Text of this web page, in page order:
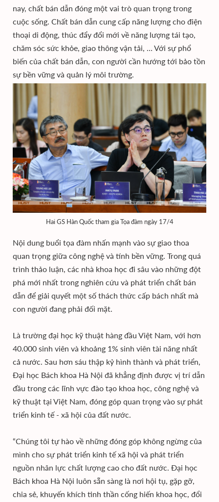
nay, chất bán dẫn đóng một vai trò quan trọng trong
cuộc sống. Chất bán dẫn cung cấp năng lượng cho điện
thoại di động, thúc đẩy đổi mới về năng lượng tái tạo,
chăm sóc sức khỏe, giao thông vận tải, … Với sự phổ
biến của chất bán dẫn, con người cần hướng tới bảo tồn
sự bền vững và quản lý môi trường.
Hai GS Hàn Quốc tham gia Tọa đàm ngày 17/4
Nội dung buổi tọa đàm nhấn mạnh vào sự giao thoa
quan trọng giữa công nghệ và tính bền vững. Trong quá
trình thảo luận, các nhà khoa học đi sâu vào những đột
phá mới nhất trong nghiên cứu và phát triển chất bán
dẫn để giải quyết một số thách thức cấp bách nhất mà
con người đang phải đối mặt.
Là trường đại học kỹ thuật hàng đầu Việt Nam, với hơn
40.000 sinh viên và khoảng 1% sinh viên tài năng nhất
cả nước. Sau hơn sáu thập kỷ hình thành và phát triển,
Đại học Bách khoa Hà Nội đã khẳng định được vị trí dẫn
đầu trong các lĩnh vực đào tạo khoa học, công nghệ và
kỹ thuật tại Việt Nam, đóng góp quan trọng vào sự phát
triển kinh tế - xã hội của đất nước.
“Chúng tôi tự hào về những đóng góp không ngừng của
mình cho sự phát triển kinh tế xã hội và phát triển
nguồn nhân lực chất lượng cao cho đất nước. Đại học
Bách khoa Hà Nội luôn sẵn sàng là nơi hội tụ, gặp gỡ,
chia sẻ, khuyến khích tinh thần cống hiến khoa học, đổi